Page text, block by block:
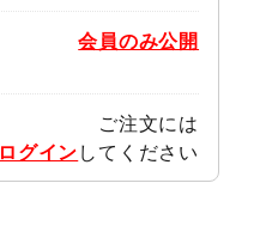
会員のみ公開
ご注文には
ログインしてください